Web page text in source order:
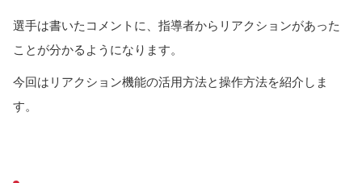
選手は書いたコメントに、指導者からリアクションがあった
ことが分かるようになります。
今回はリアクション機能の活用方法と操作方法を紹介しま
す。